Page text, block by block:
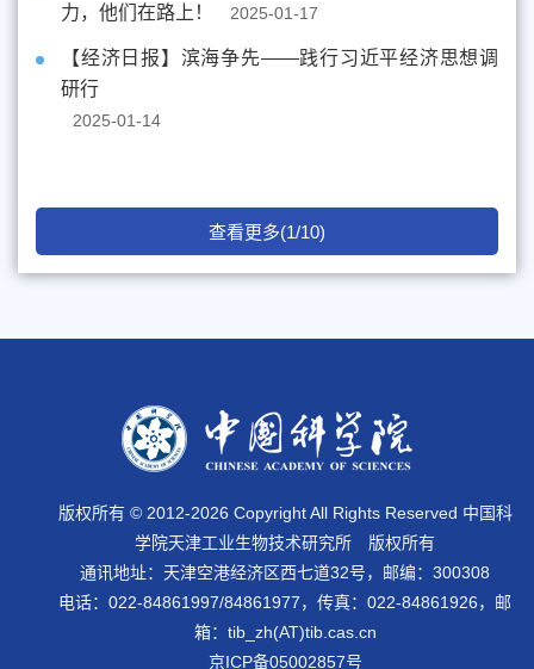
力，他们在路上！
2025-01-17
【经济日报】滨海争先——践行习近平经济思想调
研行
2025-01-14
查看更多(1/10)
版权所有 © 2012-2026 Copyright All Rights Reserved 中国科
学院天津工业生物技术研究所 版权所有
通讯地址：天津空港经济区西七道32号，邮编：300308
电话：022-84861997/84861977，传真：022-84861926，邮
箱：tib_zh(AT)tib.cas.cn
京ICP备05002857号